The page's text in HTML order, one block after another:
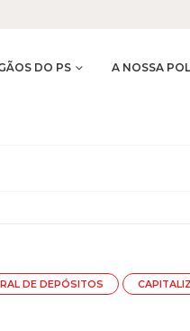
DO PS A NOSSA
DE DEPÓSITOS